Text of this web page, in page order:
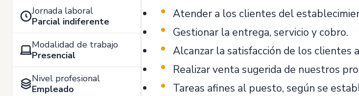
Jornada laboral
Parcial indiferente
Modalidad de trabajo
Presencial
Nivel profesional
Empleado
Atender a los clientes del
Gestionar la entrega, servicio y cobro.
Alcanzar la satisfacción de los clientes
Realizar venta sugerida de nuestros
Tareas afines al puesto, según se